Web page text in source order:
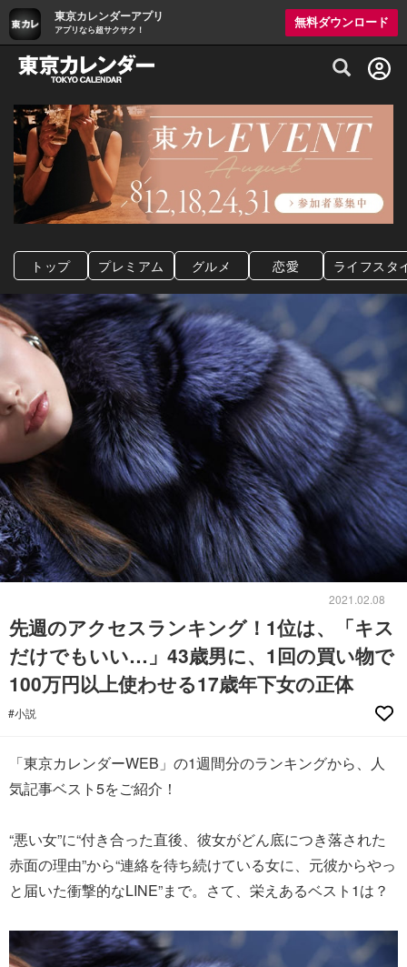
東京カレンダーアプリ
アプリなら超サクサク！
無料ダウンロード
グルメ情報・プレミアムレストラン予約
トップ プレミアム グルメ 恋愛 ライフスタ
2021.02.08
先週のアクセスランキング！1位は、「キス
だけでもいい…」43歳男に、1回の買い物で
100万円以上使わせる17歳年下女の正体
#小説
「東京カレンダーWEB」の1週間分のランキングから、人
気記事ベスト5をご紹介！
“悪い女”に“付き合った直後、彼女がどん底につき落された
赤面の理由”から“連絡を待ち続けている女に、元彼からやっ
と届いた衝撃的なLINE”まで。さて、栄えあるベスト1は？